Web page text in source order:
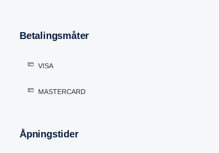
Betalingsmåter
VISA
MASTERCARD
Åpningstider